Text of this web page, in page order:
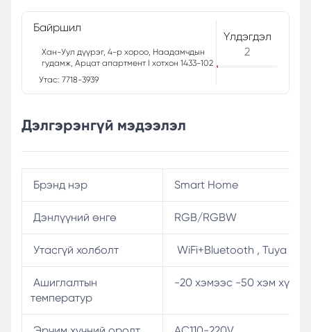
Байршил
Хан-Уул дүүрэг, 4-р хороо, Наадамчдын
гудамж, Арцат апартмент I хотхон 1433-102
Утас: 7718-3939
Үлдэгдэл
2
Дэлгэрэнгүй мэдээлэл
Брэнд нэр Smart Home
Дэнлүүний өнгө RGB/RGBW
Утасгүй холболт WiFi+Bluetooth , Tuya
Ашиглалтын
температур
-20 хэмээс -50 хэм